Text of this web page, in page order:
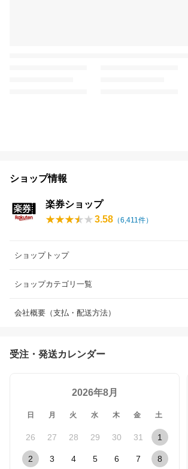
ショップ情報
楽券ショップ
3.58 （6,411件）
ショップトップ
ショップカテゴリ一覧
会社概要（支払・配送方法）
受注・発送カレンダー
2026年8月
日 月 火 水 木 金 土
26 27 28 29 30 31 1
2 3 4 5 6 7 8